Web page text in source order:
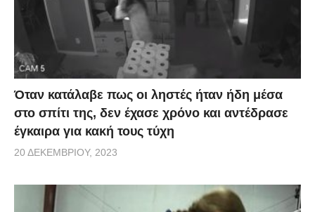
Όταν κατάλαβε πως οι ληστές ήταν ήδη μέσα
στο σπίτι της, δεν έχασε χρόνο και αντέδρασε
έγκαιρα για κακή τους τύχη
20 ΔΕΚΕΜΒΡΊΟΥ, 2023